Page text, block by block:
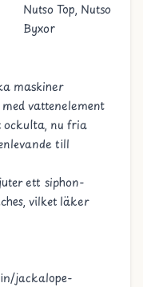
Nutso Top, Nutso
Byxor
maskiner
vattenelement
nu fria
till
ett siphon-
vilket läker
jackalope-